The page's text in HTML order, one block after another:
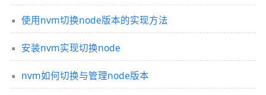
使用nvm切换node版本的实现方法
安装nvm实现切换node
nvm如何切换与管理node版本